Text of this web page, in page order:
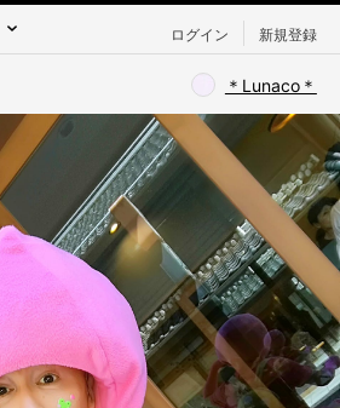
ログイン 新規登録
＊Lunaco＊